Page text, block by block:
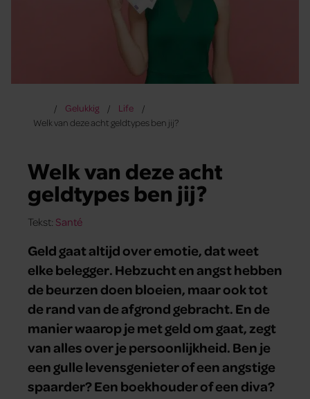
Gelukkig
Life
Welk van deze acht geldtypes ben jij?
Welk van deze acht
geldtypes ben jij?
Tekst: Santé
Geld gaat altijd over emotie, dat weet
elke belegger. Hebzucht en angst hebben
de beurzen doen bloeien, maar ook tot
de rand van de afgrond gebracht. En de
manier waarop je met geld om gaat, zegt
van alles over je persoonlijkheid. Ben je
een gulle levensgenieter of een angstige
spaarder? Een boekhouder of een diva?